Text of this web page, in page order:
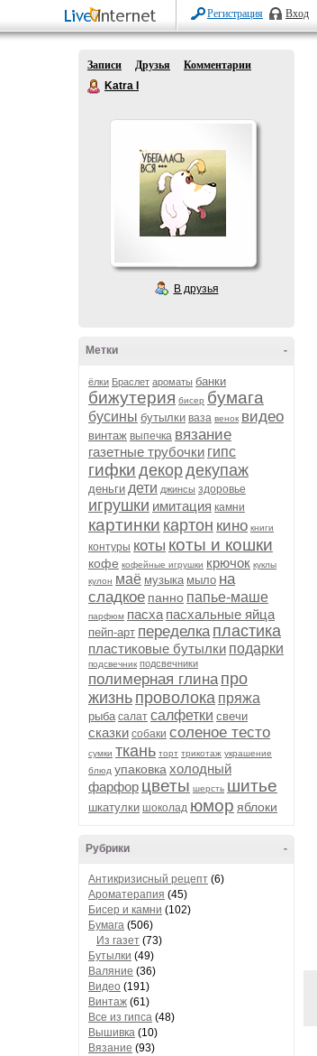
Регистрация Вход
Записи Друзья
Комментарии
Katra I
В друзья
-
Метки
ёлки Браслет ароматы банки
бижутерия бисер бумага
бусины бутылки ваза венок видео
винтаж выпечка вязание
газетные трубочки гипс
гифки декордекупаж
деньги дети джинсы здоровье
игрушки имитация камни
картинки картон кино книги
контуры коты коты и кошки
кофе кофейные игрушки крючок куклы
кулон маё музыка мыло на
сладкое панно папье-маше
парфюм пасха пасхальные яйца
пейп-арт переделка пластика
пластиковые бутылки подарки
подсвечник подсвечники
полимерная глина про
жизнь проволока пряжа
рыба салат салфетки свечи
сказки собаки соленое тесто
сумки ткань торт трикотаж украшение
блюд упаковка холодный
фарфор цветы шерсть шитье
шкатулки шоколад юмор яблоки
-
Рубрики
Антикризисный рецепт (6)
Ароматерапия (45)
Бисер и камни (102)
Бумага (506)
Из газет (73)
Бутылки (49)
Валяние (36)
Видео (191)
Винтаж (61)
Все из гипса (48)
Вышивка (10)
Вязание (93)